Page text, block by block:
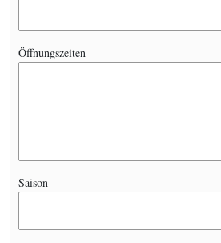
Öffnungszeiten
Saison